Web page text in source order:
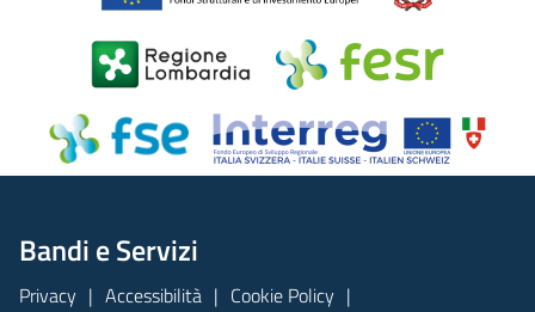
Bandi e Servizi
Privacy Accessibilità
Cookie Policy